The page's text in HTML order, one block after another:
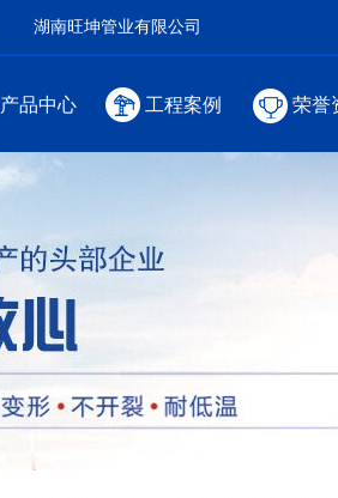
湖南旺坤管业有限公司
产品中心 工程案例 荣誉